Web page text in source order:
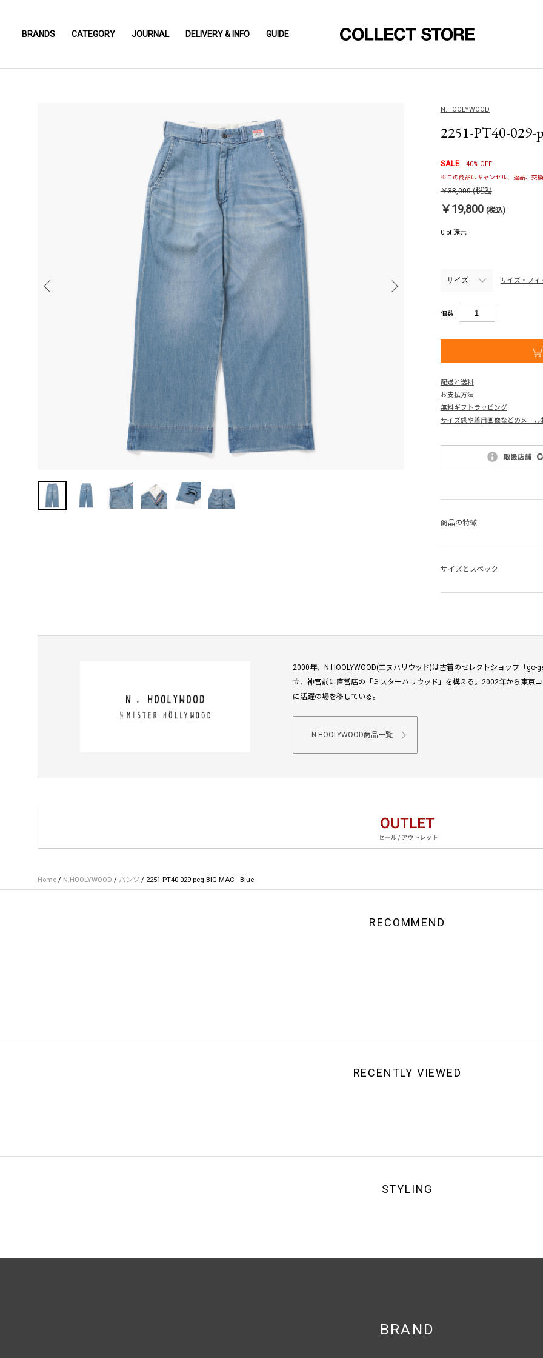
BRANDS CATEGORY JOURNAL DELIVERY & INFO GUIDE
N.HOOLYWOOD
2251-PT40-029-
SALE 40% OFF
※この商品はキャンセル、返品、交
￥33,000(税込)
￥19,800 (税込)
0 pt 還元
サイズ・フィ
個数
配送と送料
お支払方法
無料ギフトラッピング
サイズ感や着用画像などのメール
商品の特徴
サイズとスペック
2000年、N.HOOLYWOOD(エヌハリウッド)は古着のセレクトショップ「
立、神宮前に直営店の「ミスターハリウッド」を構える。2002年から東京
に活躍の場を移している。
N.HOOLYWOOD商品一覧
Home / N.HOOLYWOOD / パンツ / 2251-PT40-029-peg BIG MAC - Blue
RECOMMEND
RECENTLY VIEWED
STYLING
BRAND